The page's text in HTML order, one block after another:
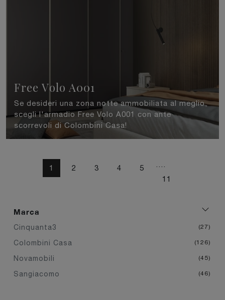
Marca
Cinquanta3 27
Colombini Casa 126
Novamobili 45
Sangiacomo 46
Free Volo A001
Se desideri una zona notte ammobiliata al meglio,
scegli l'armadio Free Volo A001 con ante
scorrevoli di Colombini Casa!
1 2 3 4 5
11